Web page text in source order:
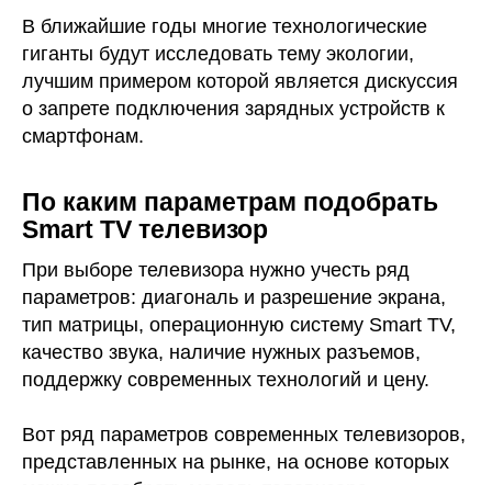
В ближайшие годы многие технологические
гиганты будут исследовать тему экологии,
лучшим примером которой является дискуссия
о запрете подключения зарядных устройств к
смартфонам.
По каким параметрам подобрать
Smart TV телевизор
При выборе телевизора нужно учесть ряд
параметров: диагональ и разрешение экрана,
тип матрицы, операционную систему Smart TV,
качество звука, наличие нужных разъемов,
поддержку современных технологий и цену.
Вот ряд параметров современных телевизоров,
представленных на рынке, на основе которых